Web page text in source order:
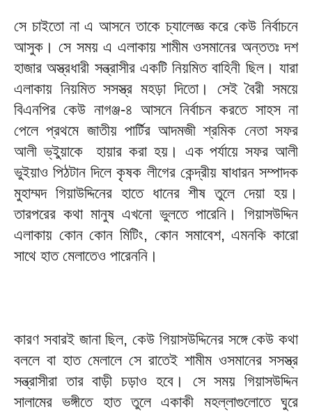
সে চাইতো না এ আসনে তাকে চ্যালেজ্ঞ করে কেউ নির্বাচনে
আসুক। সে সময় এ এলাকায় শামীম ওসমানের অন্ততঃ দশ
হাজার অস্ত্রধারী সন্ত্রাসীর একটি নিয়মিত বাহিনী ছিল। যারা
এলাকায় নিয়মিত সসস্ত্র মহড়া দিতো। সেই বৈরী সময়ে
বিএনপির কেউ নাগঞ্জ-৪ আসনে নির্বাচন করতে সাহস না
পেলে প্রথমে জাতীয় পার্টির আদমজী শ্রমিক নেতা সফর
আলী ভ্ইুয়াকে হায়ার করা হয়। এক পর্যায়ে সফর আলী
ভুইয়াও পিঠটান দিলে কৃষক লীগের কেন্দ্রীয় ষাধারন সম্পাদক
মুহাম্মদ গিয়াউদ্দিনের হাতে ধানের শীষ তুলে দেয়া হয়।
তারপরের কথা মানুষ এখনো ভুলতে পারেনি। গিয়াসউদ্দিন
এলাকায় কোন কোন মিটিং, কোন সমাবেশ, এমনকি কারো
সাথে হাত মেলাতেও পারেননি।
কারণ সবারই জানা ছিল, কেউ গিয়াসউদ্দিনের সঙ্গে কেউ কথা
বললে বা হাত মেলালে সে রাতেই শামীম ওসমানের সসস্ত্র
সন্ত্রাসীরা তার বাড়ী চড়াও হবে। সে সময় গিয়াসউদ্দিন
সালামের ভঙ্গীতে হাত তুলে একাকী মহল্লাগুলোতে ঘুরে